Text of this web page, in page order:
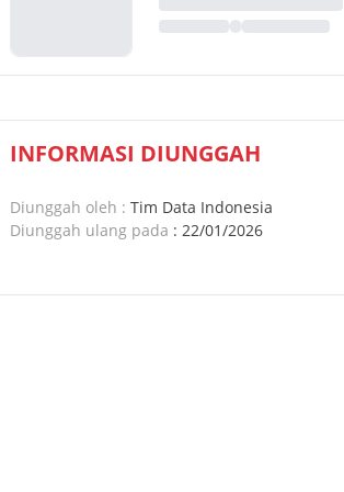
INFORMASI DIUNGGAH
Diunggah oleh : Tim Data Indonesia
Diunggah ulang pada : 22/01/2026